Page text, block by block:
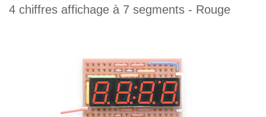
4 chiffres affichage à 7 segments - Rouge